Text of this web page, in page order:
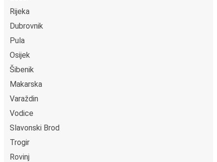
Rijeka
Dubrovnik
Pula
Osijek
Šibenik
Makarska
Varaždin
Vodice
Slavonski Brod
Trogir
Rovinj